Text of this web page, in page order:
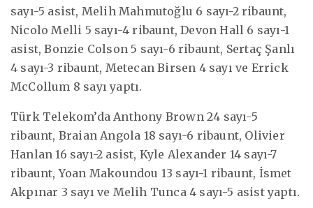
sayı-5 asist, Melih Mahmutoğlu 6 sayı-2 ribaunt,
Nicolo Melli 5 sayı-4 ribaunt, Devon Hall 6 sayı-1
asist, Bonzie Colson 5 sayı-6 ribaunt, Sertaç Şanlı
4 sayı-3 ribaunt, Metecan Birsen 4 sayı ve Errick
McCollum 8 sayı yaptı.
Türk Telekom’da Anthony Brown 24 sayı-5
ribaunt, Braian Angola 18 sayı-6 ribaunt, Olivier
Hanlan 16 sayı-2 asist, Kyle Alexander 14 sayı-7
ribaunt, Yoan Makoundou 13 sayı-1 ribaunt, İsmet
Akpınar 3 sayı ve Melih Tunca 4 sayı-5 asist yaptı.